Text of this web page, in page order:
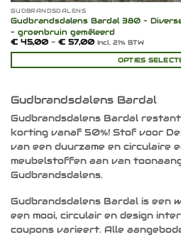
GUDBRANDSDALENS
Gudbrandsdalens Bardal 380 –
– groenbruin gemêleerd
€45,00 - €57,00Prijsklasse:
tot
€ 57,00
Incl. 21% BTW
OPTIES
heeft
variaties.
Deze
optie
kan
gekozen
de
productpagina
Gudbrandsdalens Bardal
Gudbrandsdalens Bardal
korting vanaf 50%! Stof voor
van een duurzame en circulaire
meubelstoffen aan van
Gudbrandsdalens.
Gudbrandsdalens Bardal is een
een mooi, circulair en design
coupons varieert. Alle